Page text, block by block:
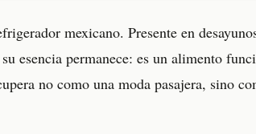
mexicano. Presente en
esencia permanece: es un alimento
no como una moda pasajera, sino